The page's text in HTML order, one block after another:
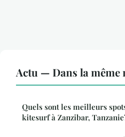
Actu — Dans la
Quels sont les meilleurs
kitesurf à Zanzibar,